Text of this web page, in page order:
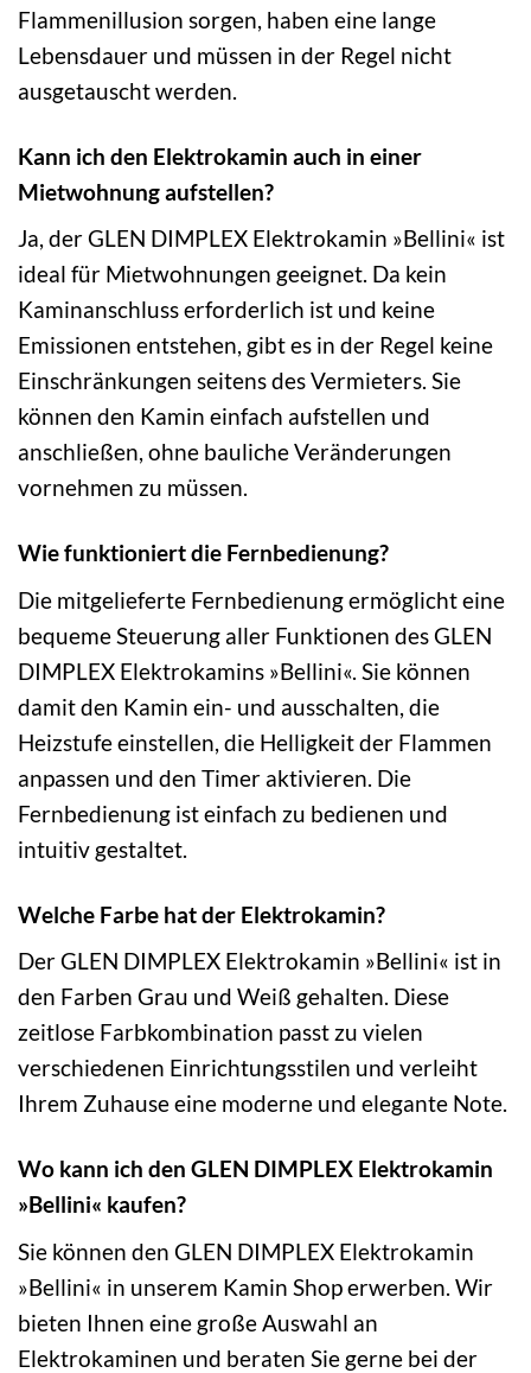
Flammenillusion sorgen, haben eine lange
Lebensdauer und müssen in der Regel nicht
ausgetauscht werden.
Kann ich den Elektrokamin auch in einer
Mietwohnung aufstellen?
Ja, der GLEN DIMPLEX Elektrokamin »Bellini« ist
ideal für Mietwohnungen geeignet. Da kein
Kaminanschluss erforderlich ist und keine
Emissionen entstehen, gibt es in der Regel keine
Einschränkungen seitens des Vermieters. Sie
können den Kamin einfach aufstellen und
anschließen, ohne bauliche Veränderungen
vornehmen zu müssen.
Wie funktioniert die Fernbedienung?
Die mitgelieferte Fernbedienung ermöglicht eine
bequeme Steuerung aller Funktionen des GLEN
DIMPLEX Elektrokamins »Bellini«. Sie können
damit den Kamin ein- und ausschalten, die
Heizstufe einstellen, die Helligkeit der Flammen
anpassen und den Timer aktivieren. Die
Fernbedienung ist einfach zu bedienen und
intuitiv gestaltet.
Welche Farbe hat der Elektrokamin?
Der GLEN DIMPLEX Elektrokamin »Bellini« ist in
den Farben Grau und Weiß gehalten. Diese
zeitlose Farbkombination passt zu vielen
verschiedenen Einrichtungsstilen und verleiht
Ihrem Zuhause eine moderne und elegante Note.
Wo kann ich den GLEN DIMPLEX Elektrokamin
»Bellini« kaufen?
Sie können den GLEN DIMPLEX Elektrokamin
»Bellini« in unserem Kamin Shop erwerben. Wir
bieten Ihnen eine große Auswahl an
Elektrokaminen und beraten Sie gerne bei der